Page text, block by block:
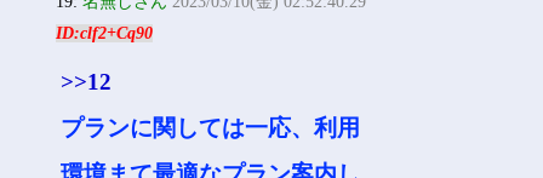
ID:clf2+Cq90
>>12
プランに関しては一応、利用